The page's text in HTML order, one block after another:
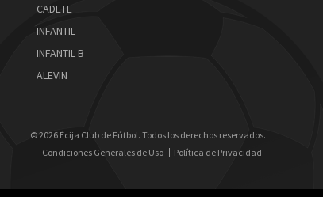
CADETE
INFANTIL
INFANTIL B
ALEVIN
© 2026 Écija Club de Fútbol. Todos los derechos reservados.
Condiciones Generales de Uso
Política de Privacidad